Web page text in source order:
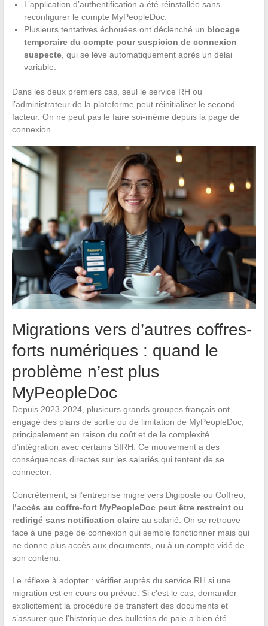
L’application d’authentification a été réinstallée sans
reconfigurer le compte MyPeopleDoc.
Plusieurs tentatives échouées ont déclenché un blocage
temporaire du compte pour suspicion de connexion
suspecte, qui se lève automatiquement après un délai
variable.
Dans les deux premiers cas, seul le service RH ou
l’administrateur de la plateforme peut réinitialiser le second
facteur. On ne peut pas le faire soi-même depuis la page de
connexion.
Migrations vers d’autres coffres-
forts numériques : quand le
problème n’est plus
MyPeopleDoc
Depuis 2023-2024, plusieurs grands groupes français ont
engagé des plans de sortie ou de limitation de MyPeopleDoc,
principalement en raison du coût et de la complexité
d’intégration avec certains SIRH. Ce mouvement a des
conséquences directes sur les salariés qui tentent de se
connecter.
Concrètement, si l’entreprise migre vers Digiposte ou Coffreo,
l’accès au coffre-fort MyPeopleDoc peut être restreint ou
redirigé sans notification claireau salarié. On se retrouve
face à une page de connexion qui semble fonctionner mais qui
ne donne plus accès aux documents, ou à un compte vidé de
son contenu.
Le réflexe à adopter : vérifier auprès du service RH si une
migration est en cours ou prévue. Si c’est le cas, demander
explicitement la procédure de transfert des documents et
s’assurer que l’historique des bulletins de paie a bien été